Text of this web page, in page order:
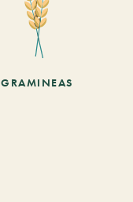
GRAMINEAS